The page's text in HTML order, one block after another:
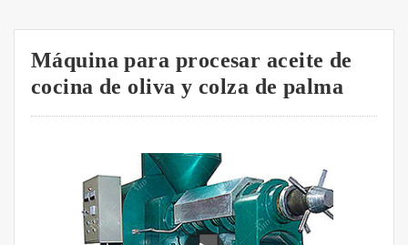
Máquina para procesar aceite de
cocina de oliva y colza de palma